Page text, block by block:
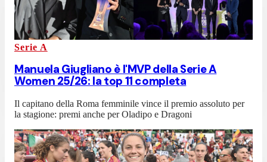
Serie A
Manuela Giugliano è l'MVP della Serie A
Women 25/26: la top 11 completa
Il capitano della Roma femminile vince il premio assoluto per
la stagione: premi anche per Oladipo e Dragoni